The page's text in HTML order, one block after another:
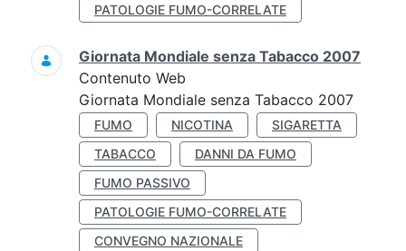
PATOLOGIE FUMO-CORRELATE
Giornata Mondiale senza Tabacco 2007
Contenuto Web
Giornata Mondiale senza Tabacco 2007
FUMO NICOTINA
SIGARETTA
TABACCO
DANNI DA FUMO
FUMO PASSIVO
PATOLOGIE FUMO-CORRELATE
CONVEGNO NAZIONALE